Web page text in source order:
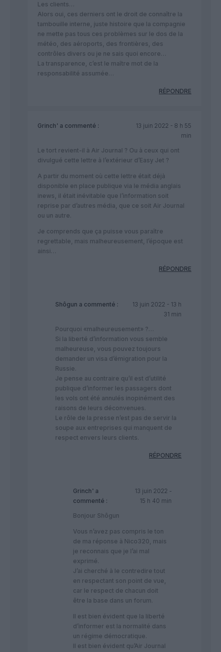
Les clients…
Alors oui, ces derniers ont le droit de connaître la
tambouille interne, juste histoire que la compagnie
ne mette pas tous ces problèmes sur le dos de la
météo, des aéroports, des frontières, des
contrôles divers ou je ne sais quoi encore…
La transparence, c’est le maître mot de la
responsabilité assumée…
RÉPONDRE
Grinch' a commenté :
13 juin 2022 - 8 h 55
min
Le tort revient-il à Air Journal ? Ou à ceux qui ont
divulgué cette lettre à l’extérieur d’Easy Jet ?
A partir du moment où cette lettre était déjà
disponible en place publique via le média anglais
inews, il était inévitable que l’information soit
reprise par d’autres média, que ce soit Air Journal
ou un autre.
Je comprends que ça puisse vous paraître
regrettable, mais malheureusement, l’époque est
ainsi…
RÉPONDRE
Shôgun a commenté :
13 juin 2022 - 13 h
31 min
Pourquoi «malheureusement» ?…
Si la liberté d’information vous semble
malheureuse, vous pouvez toujours
demander un visa d’émigration pour la
Russie.
Je pense au contraire qu’il est d’utilité
publique d’informer les passagers dont
les vols ont été annulés inopinément des
raisons de leurs déconvenues.
Le rôle de la presse n’est pas de servir la
soupe aux entreprises qui manquent de
respect envers leurs clients.
RÉPONDRE
Grinch' a
commenté :
13 juin 2022 -
15 h 40 min
Bonjour Shôgun
Vous n’avez pas compris le ton
de ma réponse à Nico320, mais
je reconnais que je l’ai mal
exprimé.
J’ai cherché à le contredire tout
en respectant son point de vue,
car le respect de chacun doit
être la base dans un forum.
Il est bien évident que la liberté
d’informer est la normalité dans
un régime démocratique.
Il est bien évident qu’Air Journal